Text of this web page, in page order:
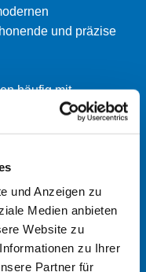
und Anzeigen zu
Medien anbieten
Website zu
zu Ihrer
Partner für
und präzise
häufig mit
werden, die sich
Zahn
individuell
wir für
angenehme